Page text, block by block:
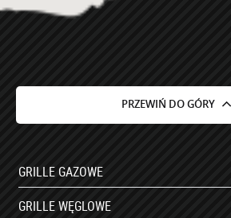
PRZEWIŃ DO GÓRY
GRILLE GAZOWE
GRILLE WĘGLOWE